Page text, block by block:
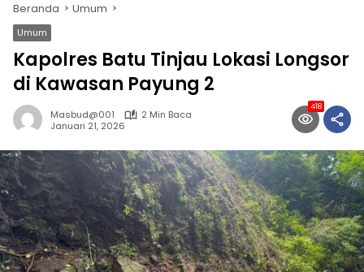
Beranda Umum
Umum
Kapolres Batu Tinjau Lokasi Longsor
di Kawasan Payung 2
Masbud@001
2 Min Baca
Januari 21, 2026
418